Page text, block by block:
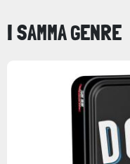
I SAMMA GENRE